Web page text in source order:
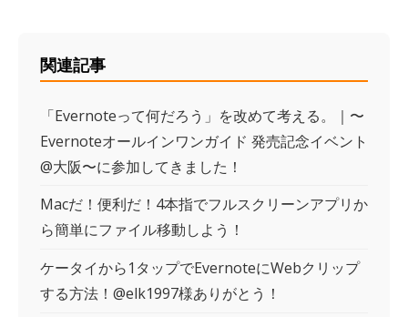
関連記事
「Evernoteって何だろう」を改めて考える。｜〜
Evernoteオールインワンガイド 発売記念イベント
@大阪〜に参加してきました！
Macだ！便利だ！4本指でフルスクリーンアプリか
ら簡単にファイル移動しよう！
ケータイから1タップでEvernoteにWebクリップ
する方法！@elk1997様ありがとう！